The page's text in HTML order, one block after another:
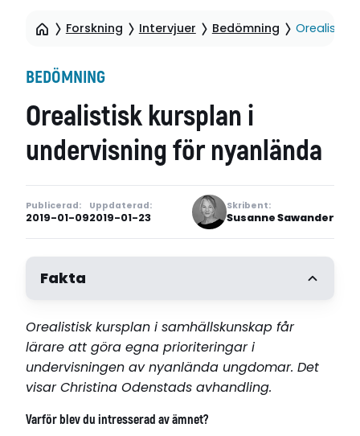
Forskning Intervjuer Bedömning
BEDÖMNING
Orealistisk kursplan i
undervisning för nyanlända
Publicerad:
2019-01-09
Uppdaterad:
2019-01-23
Skribent:
Susanne Sawander
Fakta
Orealistisk kursplan i samhällskunskap får
lärare att göra egna prioriteringar i
undervisningen av nyanlända ungdomar. Det
visar Christina Odenstads avhandling.
Varför blev du intresserad av ämnet?